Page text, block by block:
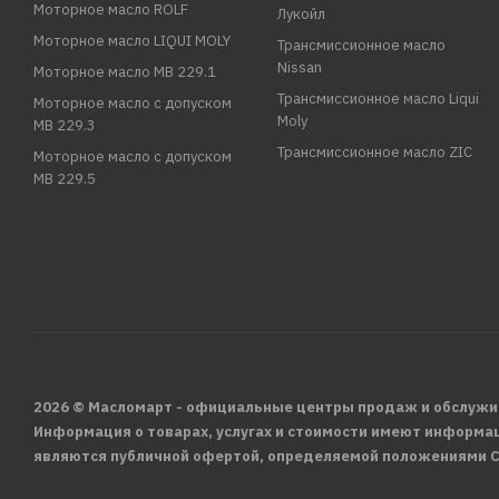
Моторное масло ROLF
Моторное масло LIQUI MOLY
Моторное масло MB 229.1
Моторное масло с допуском
MB 229.3
Моторное масло с допуском
MB 229.5
Лукойл
Трансмиссионное масло
Nissan
Трансмиссионное масло Liqui
Moly
Трансмиссионное масло ZIC
2026 © Масломарт - официальные центры продаж и
Информация о товарах, услугах и стоимости имеют
являются публичной офертой, определяемой положениями